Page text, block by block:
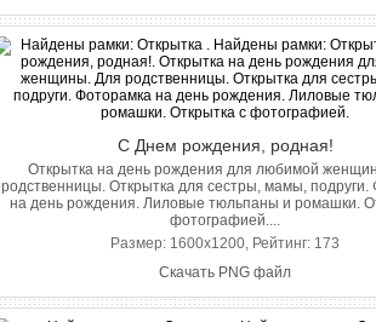
С Днем рождения, родная!
Открытка на день рождения для любимой
родственницы. Открытка для сестры, мамы, подруги.
на день рождения. Лиловые тюльпаны и ромашки.
фотографией....
Размер: 1600x1200, Рейтинг: 173
Скачать PNG файл